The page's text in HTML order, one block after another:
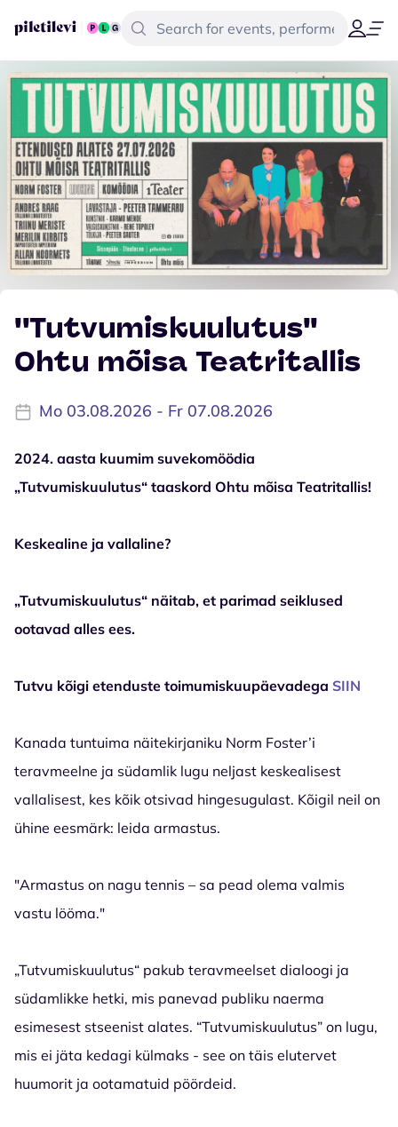
''Tutvumiskuulutus''
Ohtu mõisa Teatritallis
Mo 03.08.2026 - Fr 07.08.2026
2024. aasta kuumim suvekomöödia
„Tutvumiskuulutus“ taaskord Ohtu mõisa Teatritallis!
Keskealine ja vallaline?
„Tutvumiskuulutus“ näitab, et parimad seiklused
ootavad alles ees.
Tutvu kõigi etenduste toimumiskuupäevadega SIIN
Kanada tuntuima näitekirjaniku Norm Foster’i
teravmeelne ja südamlik lugu neljast keskealisest
vallalisest, kes kõik otsivad hingesugulast. Kõigil neil on
ühine eesmärk: leida armastus.
"Armastus on nagu tennis – sa pead olema valmis
vastu lööma."
„Tutvumiskuulutus“ pakub teravmeelset dialoogi ja
südamlikke hetki, mis panevad publiku naerma
esimesest stseenist alates. “Tutvumiskuulutus” on lugu,
mis ei jäta kedagi külmaks - see on täis elutervet
huumorit ja ootamatuid pöördeid.